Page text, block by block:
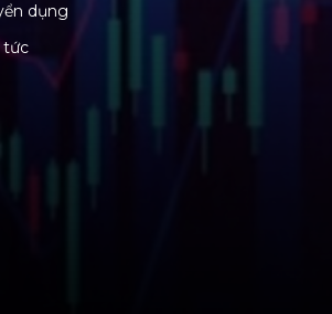
dụng
tức